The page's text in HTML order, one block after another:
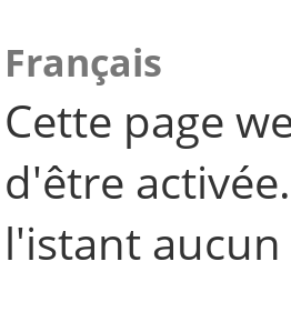
Français
Cette page
d'être
l'istant